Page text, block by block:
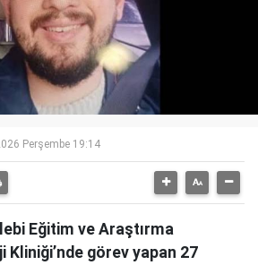
Perşembe 19:14
Eğitim ve Araştırma
Kliniği’nde görev yapan 27